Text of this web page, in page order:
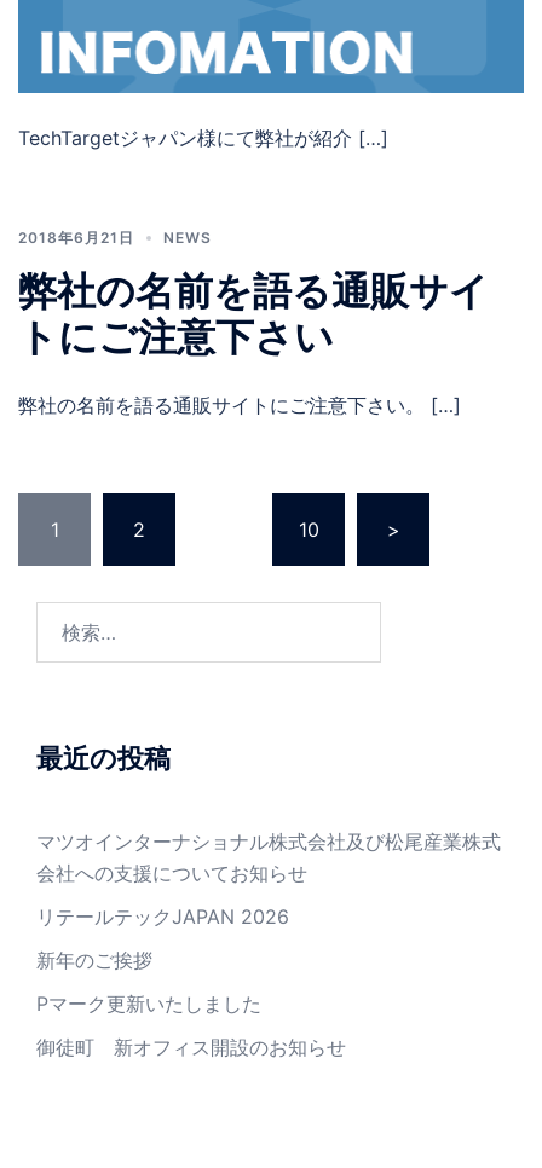
TechTargetジャパン様にて弊社が紹介 […]
2018年6月21日 NEWS
弊社の名前を語る通販サイ
トにご注意下さい
弊社の名前を語る通販サイトにご注意下さい。 […]
の
ペ
り
1 2 10 >
最近の投稿
マツオインターナショナル株式会社及び松尾産業株式
会社への支援についてお知らせ
リテールテックJAPAN 2026
新年のご挨拶
Pマーク更新いたしました
御徒町 新オフィス開設のお知らせ